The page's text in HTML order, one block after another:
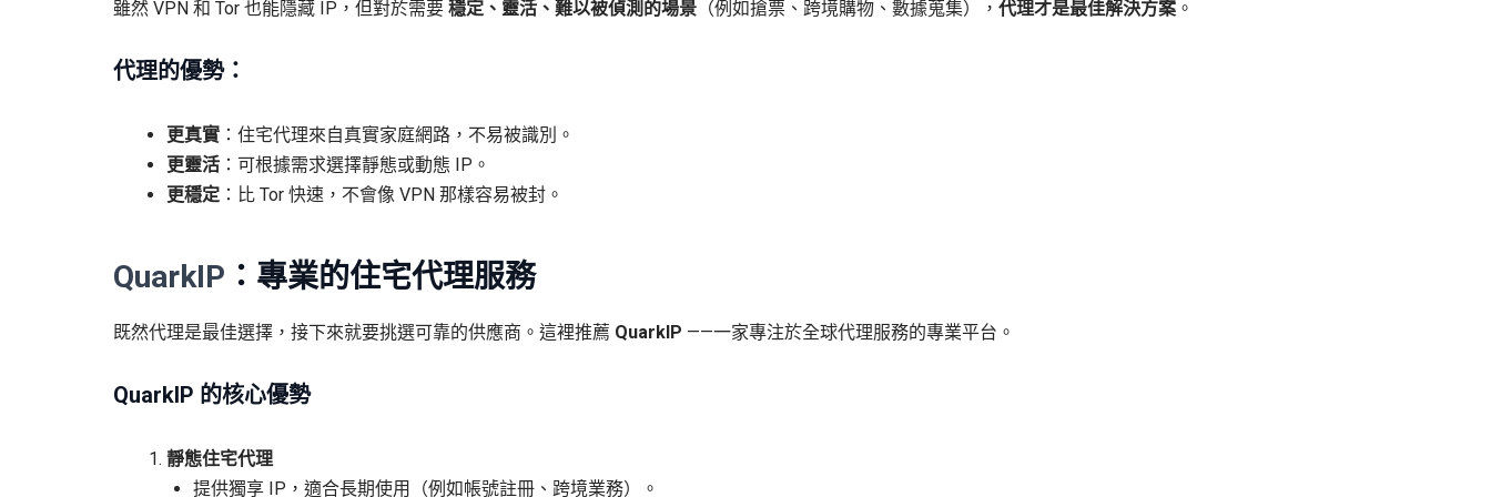
雖然 VPN 和 Tor 也能隱藏 IP，但對於需要 穩定、靈活、難以被偵測的場景 （例如搶票、跨境購物、數據蒐集）， 代理才是最佳解決方案 。
代理的優勢：
更真實 ：住宅代理來自真實家庭網路，不易被識別。
更靈活 ：可根據需求選擇靜態或動態 IP。
更穩定 ：比 Tor 快速，不會像 VPN 那樣容易被封。
QuarkIP ：專業的住宅代理服務
既然代理是最佳選擇，接下來就要挑選可靠的供應商。這裡推薦 QuarkIP ——一家專注於全球代理服務的專業平台。
QuarkIP 的核心優勢
靜態住宅代理
提供獨享 IP，適合長期使用（例如帳號註冊、跨境業務）。